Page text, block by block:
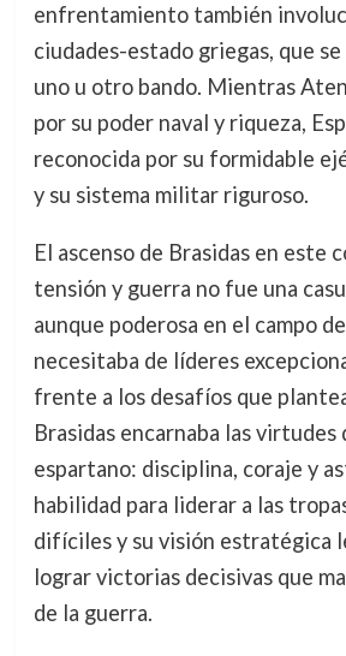
enfrentamiento también
ciudades-estado griegas, que
uno u otro bando. Mientras
por su poder naval y riqueza,
reconocida por su formidable
y su sistema militar riguroso.
El ascenso de Brasidas en este
tensión y guerra no fue una
aunque poderosa en el campo
necesitaba de líderes
frente a los desafíos que
Brasidas encarnaba las virtudes
espartano: disciplina, coraje y
habilidad para liderar a las
difíciles y su visión estratégica
lograr victorias decisivas que
de la guerra.